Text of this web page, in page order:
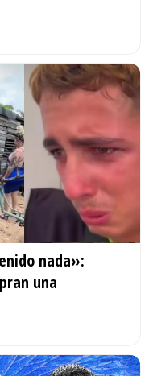
nada»:
una